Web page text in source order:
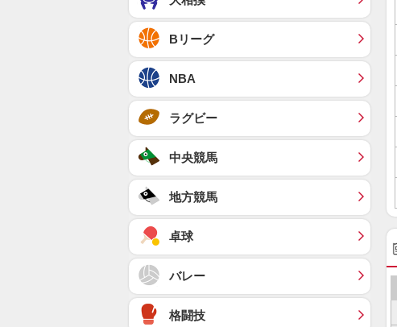
Bリーグ
NBA
ラグビー
中央競馬
地方競馬
卓球
バレー
格闘技